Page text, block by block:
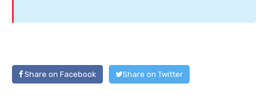
Share on Facebook Share on Twitter